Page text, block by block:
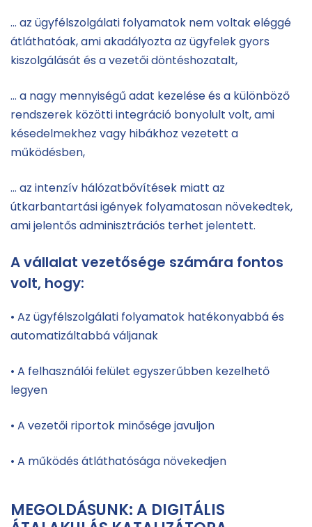
… az ügyfélszolgálati folyamatok nem voltak eléggé
átláthatóak, ami akadályozta az ügyfelek gyors
kiszolgálását és a vezetői döntéshozatalt,
… a nagy mennyiségű adat kezelése és a különböző
rendszerek közötti integráció bonyolult volt, ami
késedelmekhez vagy hibákhoz vezetett a
működésben,
… az intenzív hálózatbővítések miatt az
útkarbantartási igények folyamatosan növekedtek,
ami jelentős adminisztrációs terhet jelentett.
A vállalat vezetősége számára fontos
volt, hogy:
• Az ügyfélszolgálati folyamatok hatékonyabbá és
automatizáltabbá váljanak
• A felhasználói felület egyszerűbben kezelhető
legyen
• A vezetői riportok minősége javuljon
• A működés átláthatósága növekedjen
MEGOLDÁSUNK: A DIGITÁLIS